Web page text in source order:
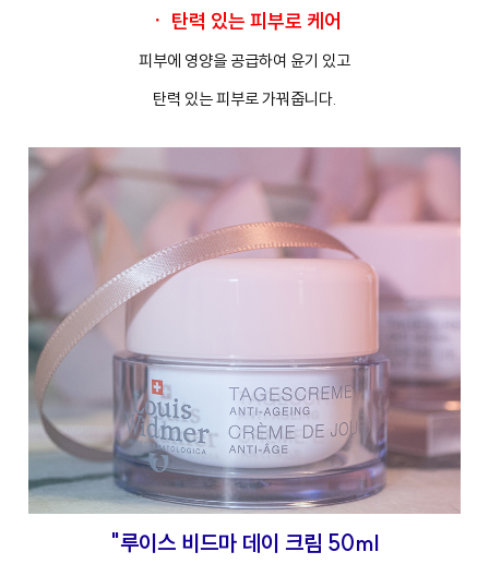
ㆍ 탄력 있는 피부로 케어
피부에 영양을 공급하여 윤기 있고
탄력 있는 피부로 가꿔줍니다.
"루이스 비드마 데이 크림 50ml